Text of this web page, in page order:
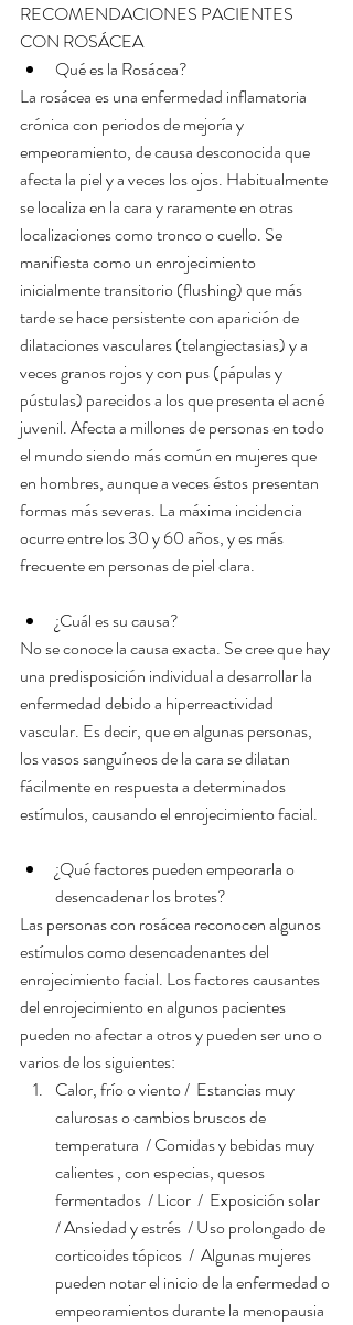
RECOMENDACIONES PACIENTES
CON ROSÁCEA
Qué es la Rosácea?
La rosácea es una enfermedad inflamatoria
crónica con periodos de mejoría y
empeoramiento, de causa desconocida que
afecta la piel y a veces los ojos. Habitualmente
se localiza en la cara y raramente en otras
localizaciones como tronco o cuello. Se
manifiesta como un enrojecimiento
inicialmente transitorio (flushing) que más
tarde se hace persistente con aparición de
dilataciones vasculares (telangiectasias) y a
veces granos rojos y con pus (pápulas y
pústulas) parecidos a los que presenta el acné
juvenil. Afecta a millones de personas en todo
el mundo siendo más común en mujeres que
en hombres, aunque a veces éstos presentan
formas más severas. La máxima incidencia
ocurre entre los 30 y 60 años, y es más
frecuente en personas de piel clara.
¿Cuál es su causa?
No se conoce la causa exacta. Se cree que hay
una predisposición individual a desarrollar la
enfermedad debido a hiperreactividad
vascular. Es decir, que en algunas personas,
los vasos sanguíneos de la cara se dilatan
fácilmente en respuesta a determinados
estímulos, causando el enrojecimiento facial.
¿Qué factores pueden empeorarla o
desencadenar los brotes?
Las personas con rosácea reconocen algunos
estímulos como desencadenantes del
enrojecimiento facial. Los factores causantes
del enrojecimiento en algunos pacientes
pueden no afectar a otros y pueden ser uno o
varios de los siguientes:
Calor, frío o viento /  Estancias muy
calurosas o cambios bruscos de
temperatura  / Comidas y bebidas muy
calientes , con especias, quesos
fermentados  / Licor  /  Exposición solar
/ Ansiedad y estrés  / Uso prolongado de
corticoides tópicos  /  Algunas mujeres
pueden notar el inicio de la enfermedad o
empeoramientos durante la menopausia